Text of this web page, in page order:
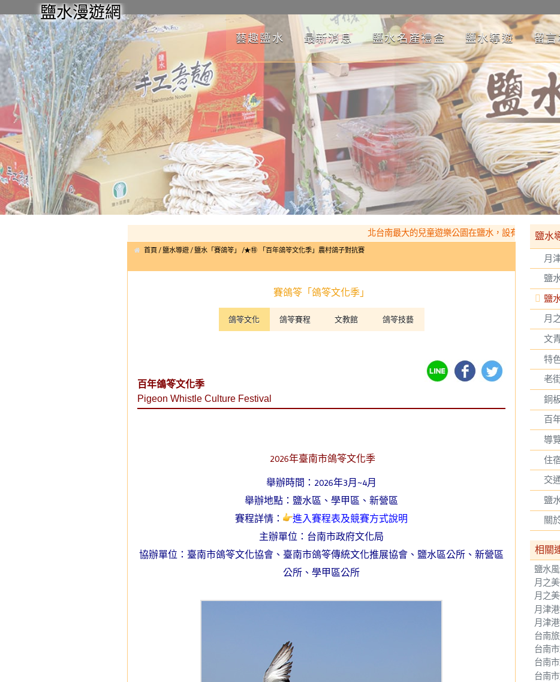
鹽水漫遊網
藝趣鹽水 最新消息 鹽水名產禮盒 鹽水導遊 留
鹽水
月
鹽
鹽
月
文
特
老
銅
百
導
住
交
鹽
關
相關
鹽水
月之
月之
月津
月津
台南
台南
台南
台南
北台南最大的兒童遊樂公園在鹽水，設有月之高塔（
首頁 鹽水導遊 鹽水「賽鴿笭」 ★㊕ 「百年鴿笭文化季」農村鴿子對抗賽
賽鴿笭「鴿笭文化季」
鴿笭文化 鴿笭賽程 文教館 鴿笭技藝
百年鴿笭文化季
Pigeon Whistle Culture Festival
2026年臺南市鴿笭文化季
舉辦時間：2026年3月~4月
舉辦地點：鹽水區 、 學甲區 、 新營區
賽程詳情：
進入賽程表及競賽方式說明
主辦單位：台南市政府文化局
協辦單位：臺南市鴿笭文化協會、臺南市鴿笭傳統文化推展協會 、鹽水區公所 、新營區
公所、學甲區公所